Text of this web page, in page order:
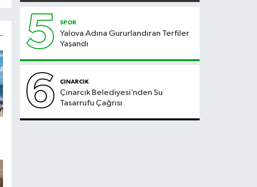
5 SPOR
Yalova Adına Gururlandıran Terfiler
Yaşandı
6 ÇINARCIK
Çınarcık Belediyesi’nden Su
Tasarrufu Çağrısı